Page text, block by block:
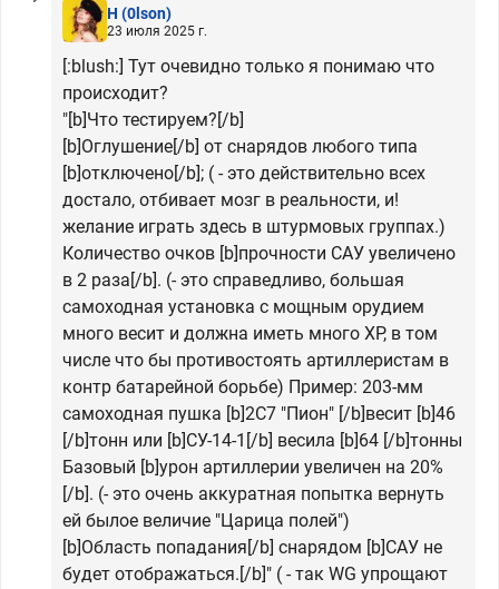
H (0lson)
23 июля 2025 г.
[:blush:] Тут очевидно только я понимаю что
происходит?
"[b]Что тестируем?[/b]
[b]Оглушение[/b] от снарядов любого типа
[b]отключено[/b]; ( - это действительно всех
достало, отбивает мозг в реальности, и!
желание играть здесь в штурмовых группах.)
Количество очков [b]прочности САУ увеличено
в 2 раза[/b]. (- это справедливо, большая
самоходная установка с мощным орудием
много весит и должна иметь много XP, в том
числе что бы противостоять артиллеристам в
контр батарейной борьбе) Пример: 203-мм
самоходная пушка [b]2С7 "Пион" [/b]весит [b]46
[/b]тонн или [b]СУ-14-1[/b] весила [b]64 [/b]тонны
Базовый [b]урон артиллерии увеличен на 20%
[/b]. (- это очень аккуратная попытка вернуть
ей былое величие "Царица полей")
[b]Область попадания[/b] снарядом [b]САУ не
будет отображаться.[/b]" ( - так WG упрощают